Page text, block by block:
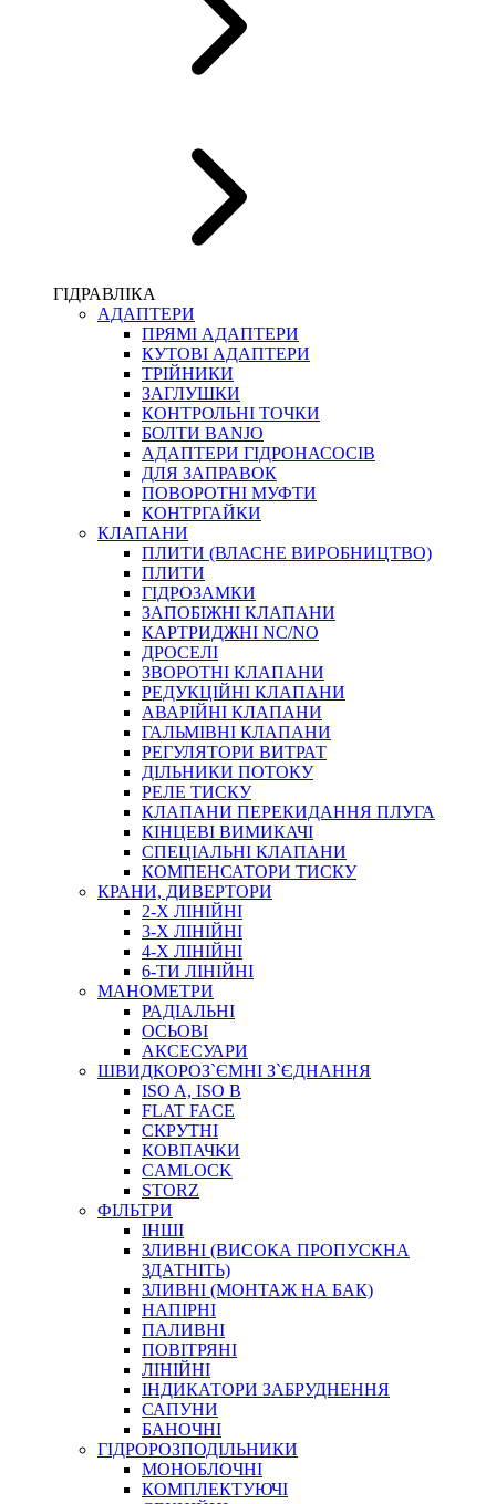
СТАЦІОНАРНІ КОЛОНКИ
КОМПЛЕКТУЮЧІ ДЛЯ РУКАВІВ ВИСОКОГО ТИСКУ
ФІТИНГИ ДІАГНОСТИЧНІ
АКСЕСУАРИ
ТРУБКИ ТА КОМПЛЕКТУЮЧІ
ФІТИНГИ ГІДРАВЛІЧНІ
ФІТИНГИ КОНДИЦІОНЕРНІ
ЗАХИСТ РУКАВІВ
ФІТИНГИ KARCHER
ФІТИНГИ НА ПІДЙОМ КАБІНИ
КОНЕКТОРИ
ХОМУТИ
ЧЕРВ`ЯЧНІ
ПРУЖИННІ
НЕЙЛОНОВІ
ПРОРЕЗИНЕНІ
АВТОТОВАРИ
АВТОХІМІЯ
ДОМКРАТИ
НАБОРИ ЗАПОБІЖНИКІВ, КЛЕМ, АКСЕСУАРІВ
НАСОСИ, КОМПРЕСОРИ, МАНОМЕТРИ
ПАСТА, АНТИСЕПТИК
ІНСТРУМЕНТ
САДОВИЙ ІНВЕНТАР
ЕЛЕКТРИЧНІ ПРИЛАДИ
ПАЛЬНИКИ, ПАЯЛЬНИКИ, ПАЯЛЬНІ ЛАМПИ
ІНСТРУМЕНТИ ДЛЯ ЕЛЕКТРИКА
ЕЛЕКТРОІНСТРУМЕНТИ
ЗАМКИ І КОМПЛЕКТУЮЧІ
ІНСТРУМЕНТИ ДЛЯ ЗВАРЮВАННЯ, АКСЕСУАРИ
ГІДРАВЛІКА
АДАПТЕРИ
ПРЯМІ АДАПТЕРИ
КУТОВІ АДАПТЕРИ
ТРІЙНИКИ
ЗАГЛУШКИ
КОНТРОЛЬНІ ТОЧКИ
БОЛТИ BANJO
АДАПТЕРИ ГІДРОНАСОСІВ
ДЛЯ ЗАПРАВОК
ПОВОРОТНІ МУФТИ
КОНТРГАЙКИ
КЛАПАНИ
ПЛИТИ (ВЛАСНЕ ВИРОБНИЦТВО)
ПЛИТИ
ГІДРОЗАМКИ
ЗАПОБІЖНІ КЛАПАНИ
КАРТРИДЖНІ NC/NO
ДРОСЕЛІ
ЗВОРОТНІ КЛАПАНИ
РЕДУКЦІЙНІ КЛАПАНИ
АВАРІЙНІ КЛАПАНИ
ГАЛЬМІВНІ КЛАПАНИ
РЕГУЛЯТОРИ ВИТРАТ
ДІЛЬНИКИ ПОТОКУ
РЕЛЕ ТИСКУ
КЛАПАНИ ПЕРЕКИДАННЯ ПЛУГА
КІНЦЕВІ ВИМИКАЧІ
СПЕЦІАЛЬНІ КЛАПАНИ
КОМПЕНСАТОРИ ТИСКУ
КРАНИ, ДИВЕРТОРИ
2-Х ЛІНІЙНІ
3-Х ЛІНІЙНІ
4-Х ЛІНІЙНІ
6-ТИ ЛІНІЙНІ
МАНОМЕТРИ
РАДІАЛЬНІ
ОСЬОВІ
АКСЕСУАРИ
ШВИДКОРОЗ`ЄМНІ З`ЄДНАННЯ
ISO A, ISO B
FLAT FACE
СКРУТНІ
КОВПАЧКИ
CAMLOCK
STORZ
ФІЛЬТРИ
ІНШІ
ЗЛИВНІ (ВИСОКА ПРОПУСКНА
ЗДАТНІТЬ)
ЗЛИВНІ (МОНТАЖ НА БАК)
НАПІРНІ
ПАЛИВНІ
ПОВІТРЯНІ
ЛІНІЙНІ
ІНДИКАТОРИ ЗАБРУДНЕННЯ
САПУНИ
БАНОЧНІ
ГІДРОРОЗПОДІЛЬНИКИ
МОНОБЛОЧНІ
КОМПЛЕКТУЮЧІ